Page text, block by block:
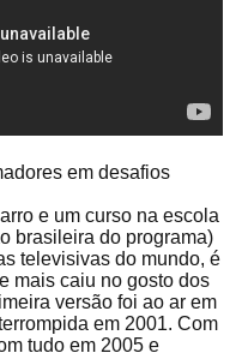
em desafios
e um curso na escola
brasileira do programa)
televisivas do mundo, é
mais caiu no gosto dos
versão foi ao ar em
em 2001. Com
tudo em 2005 e